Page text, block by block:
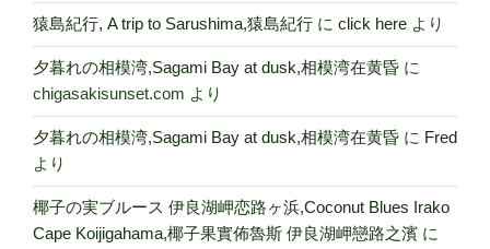
猿島紀行, A trip to Sarushima,猿島紀行 に click here より
夕暮れの相模湾,Sagami Bay at dusk,相模湾在黄昏 に
chigasakisunset.com より
夕暮れの相模湾,Sagami Bay at dusk,相模湾在黄昏 に Fred
より
椰子の実ブルース 伊良湖岬恋路ヶ浜,Coconut Blues Irako
Cape Koijigahama,椰子果實佈魯斯 伊良湖岬戀路之濱 に